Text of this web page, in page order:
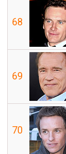
68
69
70